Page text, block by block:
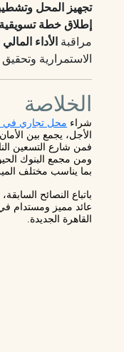
تجهيز المحل
إطلاق خطة
مراقبة الأداء
الاستمرارية وتحقيق
الخلاصة
شراء محل تجاري في
الأجل، يجمع بين
فمن شارع التسعين
ومن مجمع البنوك
بما يناسب مختلف
باتباع النصائح
عائد مميز ومستدام
القاهرة الجديدة.